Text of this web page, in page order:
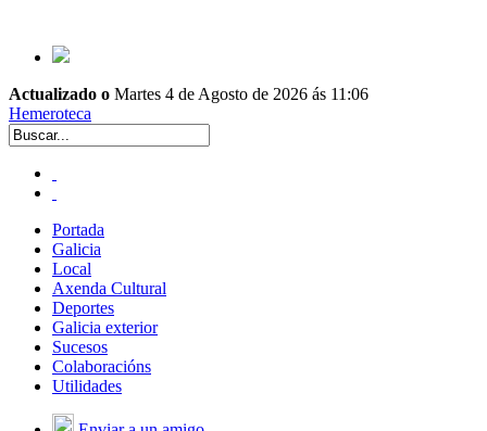
Actualizado o Martes 4 de Agosto de 2026 ás 11:06
Hemeroteca
Portada
Galicia
Local
Axenda Cultural
Deportes
Galicia exterior
Sucesos
Colaboracións
Utilidades